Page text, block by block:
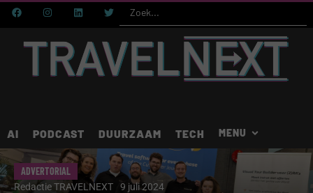
AI PODCAST DUURZAAM TECH
ADVERTORIAL
Redactie TRAVELNEXT 9 juli 2024